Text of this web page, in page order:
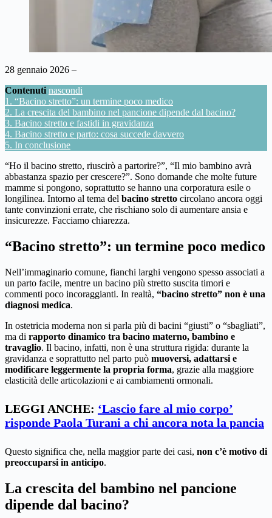
28 gennaio 2026 –
Contenuti nascondi
1. “Bacino stretto”: un termine poco medico
2. La crescita del bambino nel pancione dipende dal bacino?
3. Bacino stretto e fastidi in gravidanza
4. Bacino stretto e parto: cosa succede davvero
5. In conclusione
“Ho il bacino stretto, riuscirò a partorire?”, “Il mio bambino avrà
abbastanza spazio per crescere?”. Sono domande che molte future
mamme si pongono, soprattutto se hanno una corporatura esile o
longilinea. Intorno al tema del bacino stretto circolano ancora oggi
tante convinzioni errate, che rischiano solo di aumentare ansia e
insicurezze. Facciamo chiarezza.
“Bacino stretto”: un termine poco medico
Nell’immaginario comune, fianchi larghi vengono spesso associati a
un parto facile, mentre un bacino più stretto suscita timori e
commenti poco incoraggianti. In realtà, “bacino stretto” non è una
diagnosi medica.
In ostetricia moderna non si parla più di bacini “giusti” o “sbagliati”,
ma di rapporto dinamico tra bacino materno, bambino e
travaglio. Il bacino, infatti, non è una struttura rigida: durante la
gravidanza e soprattutto nel parto può muoversi, adattarsi e
modificare leggermente la propria forma, grazie alla maggiore
elasticità delle articolazioni e ai cambiamenti ormonali.
LEGGI ANCHE: ‘Lascio fare al mio corpo’
risponde Paola Turani a chi ancora nota la pancia
Questo significa che, nella maggior parte dei casi, non c’è motivo di
preoccuparsi in anticipo.
La crescita del bambino nel pancione
dipende dal bacino?